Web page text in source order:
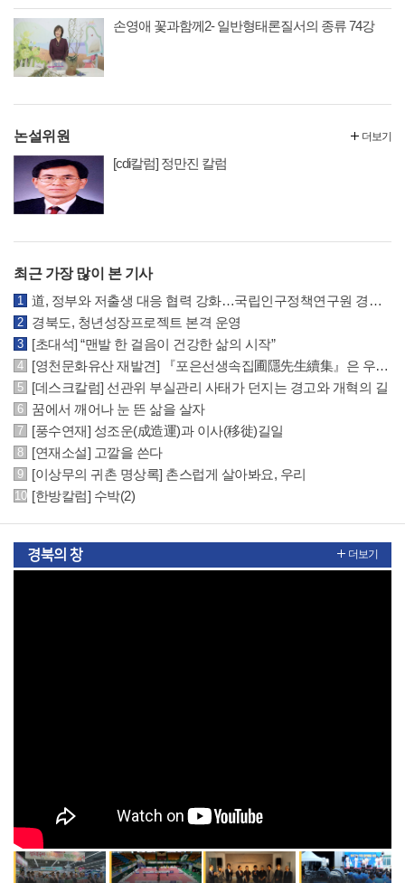
손영애 꽃과함께2- 일반형태론질서의 종류 74강
논설위원
[cdi칼럼] 정만진 칼럼
더보기
최근 가장 많이 본 기사
道, 정부와 저출생 대응 협력 강화…국립인구정책연구원 경북 유치 건의
경북도, 청년성장프로젝트 본격 운영
[초대석] “맨발 한 걸음이 건강한 삶의 시작”
[영천문화유산 재발견] 『포은선생속집圃隱先生續集』은 우리나라에 왜 2책 밖에 없을까? (2)
[데스크칼럼] 선관위 부실관리 사태가 던지는 경고와 개혁의 길
꿈에서 깨어나 눈 뜬 삶을 살자
[풍수연재] 성조운(成造運)과 이사(移徙)길일
[연재소설] 고깔을 쓴다
[이상무의 귀촌 명상록] 촌스럽게 살아봐요, 우리
[한방칼럼] 수박(2)
경북의 창 더보기